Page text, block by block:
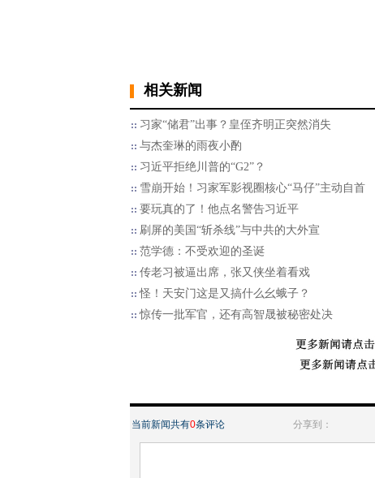
相关新闻
习家“储君”出事？皇侄齐明正突然消失
与杰奎琳的雨夜小酌
习近平拒绝川普的“G2”？
雪崩开始！习家军影视圈核心“马仔”主动自首
要玩真的了！他点名警告习近平
刷屏的美国“斩杀线”与中共的大外宣
范学德：不受欢迎的圣诞
传老习被逼出席，张又侠坐着看戏
怪！天安门这是又搞什么幺蛾子？
惊传一批军官，还有高智晟被秘密处决
当前新闻共有0条评论 分享到：